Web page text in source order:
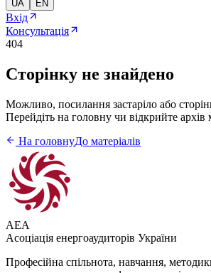
UA
EN
Вхід
Консультація
404
Сторінку не знайдено
Можливо, посилання застаріло або
Перейдіть на головну чи відкрийте архів
На головнуДо матеріалів
AEA
Асоціація енергоаудиторів України
Професійна спільнота, навчання,